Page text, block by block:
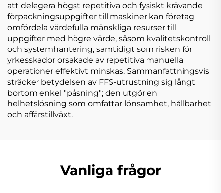
att delegera högst repetitiva och fysiskt krävande
förpackningsuppgifter till maskiner kan företag
omfördela värdefulla mänskliga resurser till
uppgifter med högre värde, såsom kvalitetskontroll
och systemhantering, samtidigt som risken för
yrkesskador orsakade av repetitiva manuella
operationer effektivt minskas. Sammanfattningsvis
sträcker betydelsen av FFS-utrustning sig långt
bortom enkel "påsning"; den utgör en
helhetslösning som omfattar lönsamhet, hållbarhet
och affärstillväxt.
Vanliga frågor